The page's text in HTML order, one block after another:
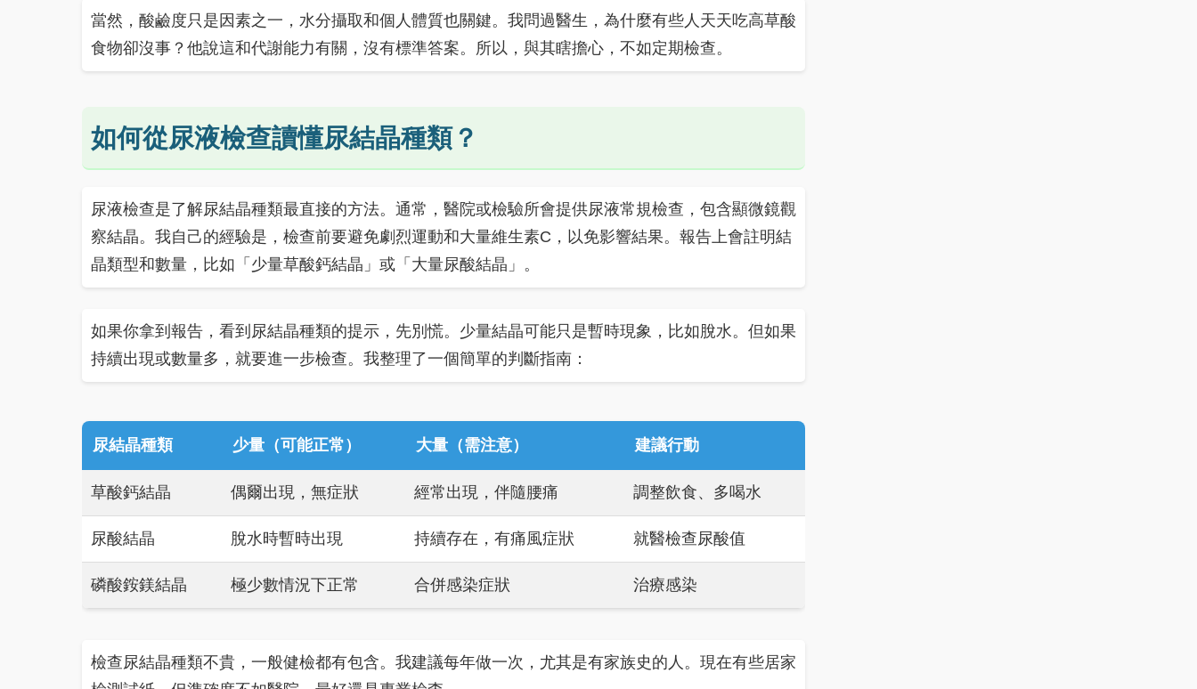
當然，酸鹼度只是因素之一，水分攝取和個人體質也關鍵。我問過醫生，為什麼有些人天天吃高草酸
食物卻沒事？他說這和代謝能力有關，沒有標準答案。所以，與其瞎擔心，不如定期檢查。
如何從尿液檢查讀懂尿結晶種類？
尿液檢查是了解尿結晶種類最直接的方法。通常，醫院或檢驗所會提供尿液常規檢查，包含顯微鏡觀
察結晶。我自己的經驗是，檢查前要避免劇烈運動和大量維生素C，以免影響結果。報告上會註明結
晶類型和數量，比如「少量草酸鈣結晶」或「大量尿酸結晶」。
如果你拿到報告，看到尿結晶種類的提示，先別慌。少量結晶可能只是暫時現象，比如脫水。但如果
持續出現或數量多，就要進一步檢查。我整理了一個簡單的判斷指南：
尿結晶種類 少量（可能正常） 大量（需注意） 建議行動
草酸鈣結晶 偶爾出現，無症狀 經常出現，伴隨腰痛 調整飲食、多喝水
尿酸結晶 脫水時暫時出現 持續存在，有痛風症狀 就醫檢查尿酸值
磷酸銨鎂結晶 極少數情況下正常 合併感染症狀 治療感染
檢查尿結晶種類不貴，一般健檢都有包含。我建議每年做一次，尤其是有家族史的人。現在有些居家